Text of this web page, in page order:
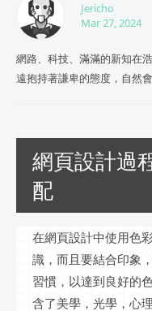
Jericho
Mar 27, 2024
網路、科技、滿滿的新知在
遠抱持著謙卑的態度，自然
網頁設計過
配
在網頁設計中使用色
識，而且要結合印象
習慣，以達到良好的
含了美學，光學，心